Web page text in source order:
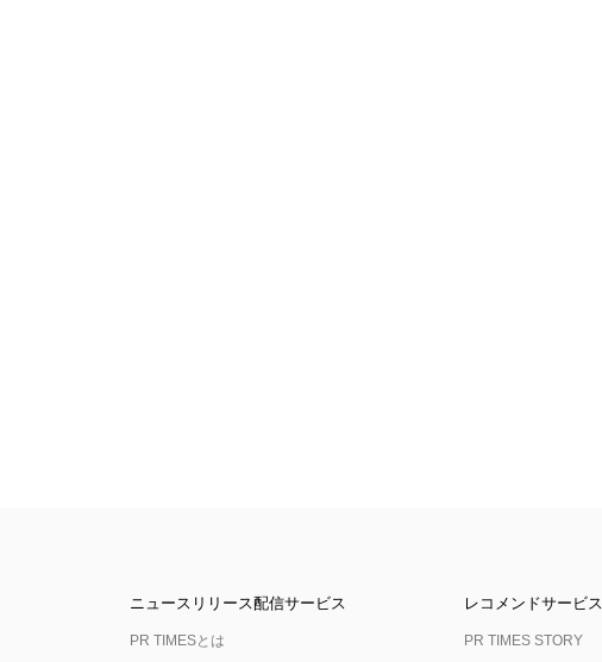
ニュースリリース配信サービス
PR TIMESとは
レコメンドサービス
PR TIMES STORY